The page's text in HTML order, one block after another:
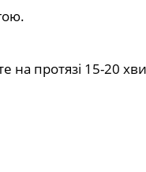
на протязі 15-20